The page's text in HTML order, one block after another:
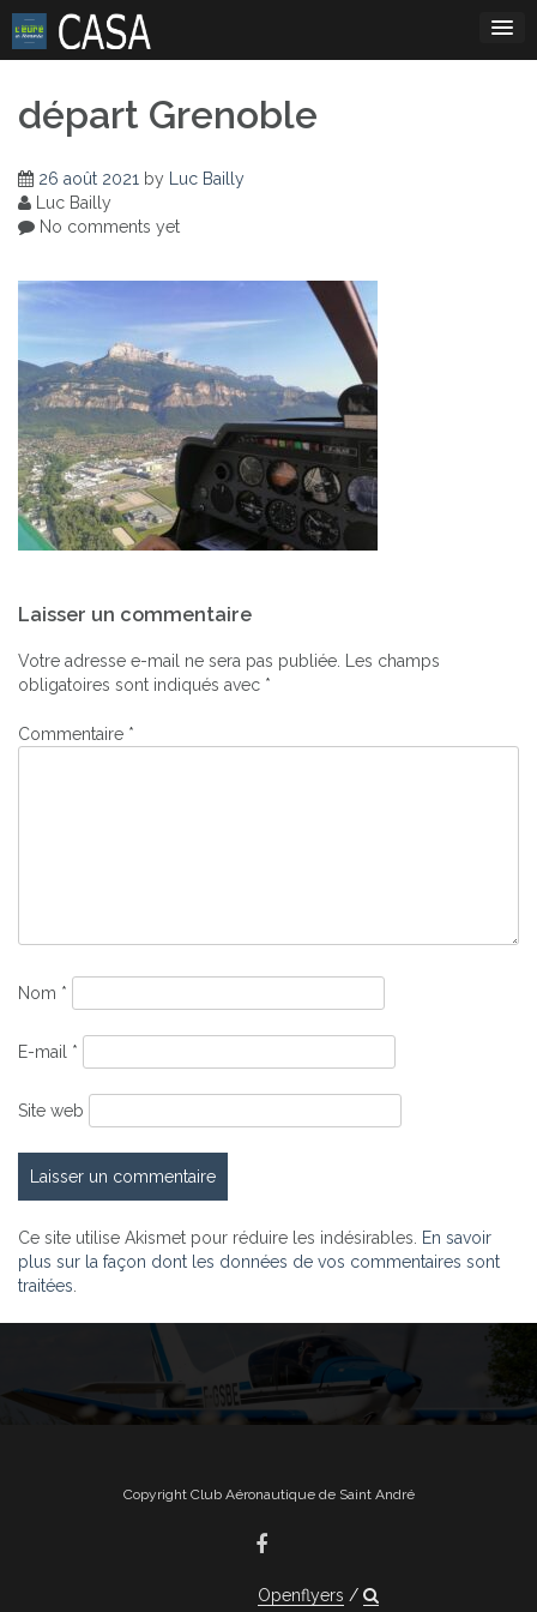
Skip
content
départ Grenoble
26 août 2021 by Luc Bailly
Luc Bailly
No comments yet
de
l’article
Laisser un commentaire
Votre adresse e-mail ne sera pas publiée. Les champs
obligatoires sont indiqués avec *
Commentaire *
Nom *
E-mail *
Site web
Ce site utilise Akismet pour réduire les indésirables. En savoir
plus sur la façon dont les données de vos commentaires sont
traitées
Copyright Club Aéronautique de Saint André
Openflyers